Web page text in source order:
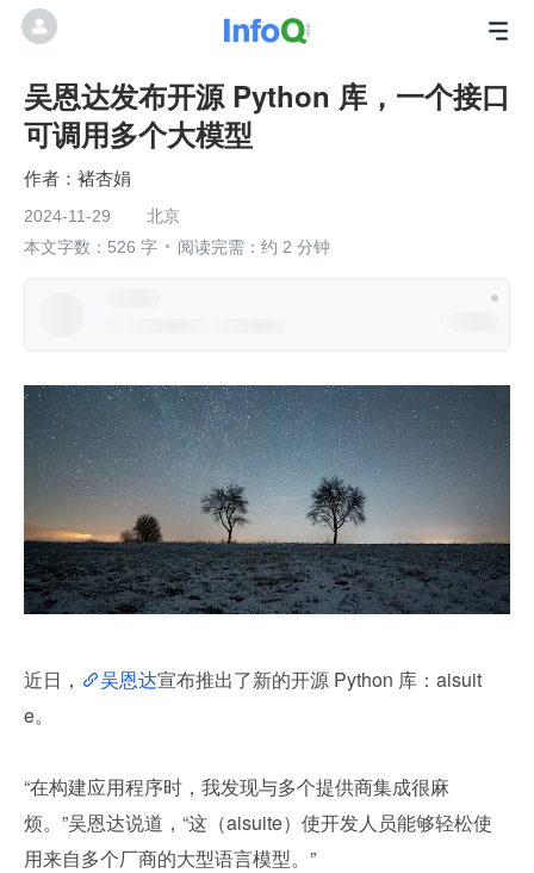
吴恩达发布开源 Python 库，一个接口
可调用多个大模型
褚杏娟
2024-11-29
北京
本文字数：526 字
阅读完需：约 2 分钟
近日， 吴恩达宣布推出了新的开源 Python 库：aisuit
e。
“在构建应用程序时，我发现与多个提供商集成很麻
烦。”吴恩达说道，“这（aisuite）使开发人员能够轻松使
用来自多个厂商的大型语言模型。”